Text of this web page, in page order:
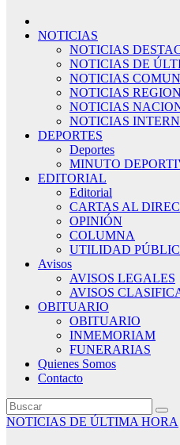
NOTICIAS
NOTICIAS
NOTICIAS DE
NOTICIAS
NOTICIAS
NOTICIAS
NOTICIAS
DEPORTES
Deportes
MINUTO
EDITORIAL
Editorial
CARTAS AL
OPINIÓN
COLUMNA
UTILIDAD
Avisos
AVISOS LEGALES
AVISOS
OBITUARIO
OBITUARIO
INMEMORIAM
FUNERARIAS
Quienes Somos
Contacto
NOTICIAS DE ÚLTIMA HORA